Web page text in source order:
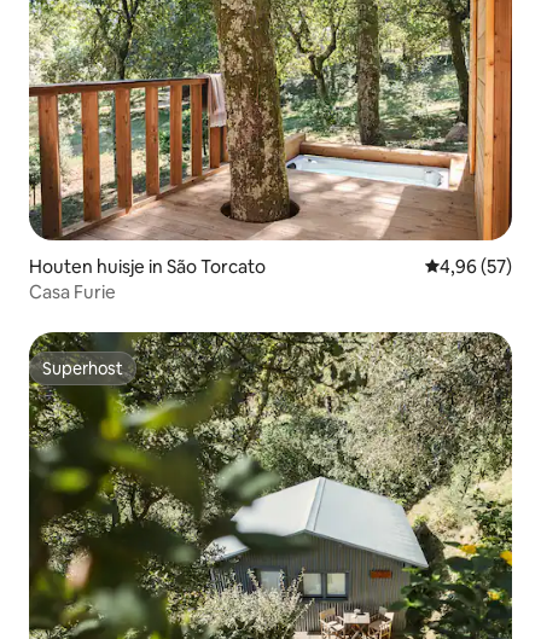
Houten huisje in São Torcato Gemiddelde
4,96 (57)
Casa Furie
Superhost
Superhost